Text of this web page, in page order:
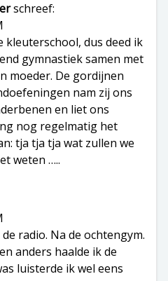
schreef:
dus deed ik
gymnastiek samen met
moeder. De gordijnen
nam zij ons
en liet ons
nog regelmatig het
tja tja tja wat zullen we
weten …..
radio. Na de ochtengym.
anders haalde ik de
luisterde ik wel eens